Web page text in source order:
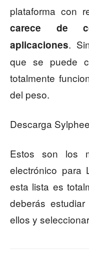
plataforma con
carece de
aplicaciones.
que se puede
totalmente
del peso.
Descarga
Estos son los
electrónico para
esta lista es
deberás
ellos y